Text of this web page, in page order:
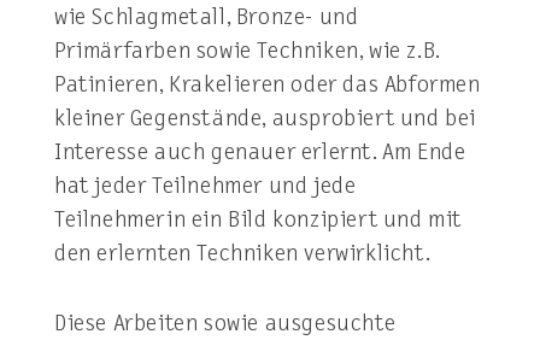
wie Schlagmetall, Bronze- und
Primärfarben sowie Techniken, wie z.B.
Patinieren, Krakelieren oder das Abformen
kleiner Gegenstände, ausprobiert und bei
Interesse auch genauer erlernt. Am Ende
hat jeder Teilnehmer und jede
Teilnehmerin ein Bild konzipiert und mit
den erlernten Techniken verwirklicht.
Diese Arbeiten sowie ausgesuchte